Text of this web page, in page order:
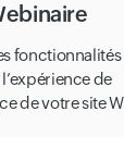
de
de votre site